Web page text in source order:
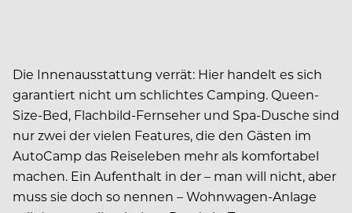
Die Innenausstattung verrät: Hier handelt es sich
garantiert nicht um schlichtes Camping. Queen-
Size-Bed, Flachbild-Fernseher und Spa-Dusche sind
nur zwei der vielen Features, die den Gästen im
AutoCamp das Reiseleben mehr als komfortabel
machen. Ein Aufenthalt in der – man will nicht, aber
muss sie doch so nennen – Wohnwagen-Anlage